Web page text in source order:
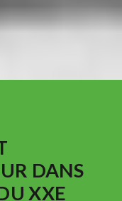
DANS
XXE